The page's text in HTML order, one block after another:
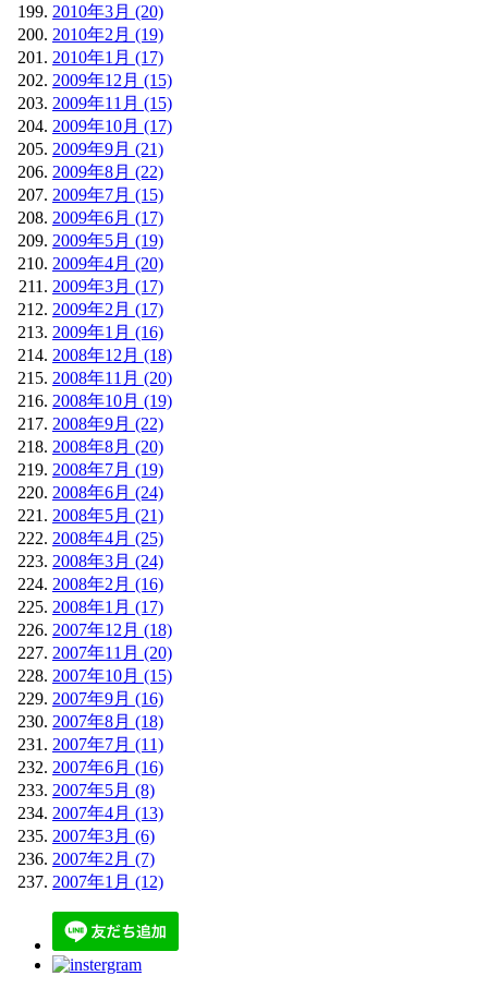
2010年3月 (20)
2010年2月 (19)
2010年1月 (17)
2009年12月 (15)
2009年11月 (15)
2009年10月 (17)
2009年9月 (21)
2009年8月 (22)
2009年7月 (15)
2009年6月 (17)
2009年5月 (19)
2009年4月 (20)
2009年3月 (17)
2009年2月 (17)
2009年1月 (16)
2008年12月 (18)
2008年11月 (20)
2008年10月 (19)
2008年9月 (22)
2008年8月 (20)
2008年7月 (19)
2008年6月 (24)
2008年5月 (21)
2008年4月 (25)
2008年3月 (24)
2008年2月 (16)
2008年1月 (17)
2007年12月 (18)
2007年11月 (20)
2007年10月 (15)
2007年9月 (16)
2007年8月 (18)
2007年7月 (11)
2007年6月 (16)
2007年5月 (8)
2007年4月 (13)
2007年3月 (6)
2007年2月 (7)
2007年1月 (12)